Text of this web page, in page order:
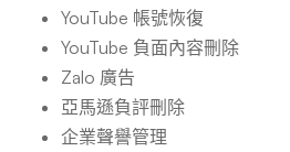
YouTube 帳號恢復
YouTube 負面內容刪除
Zalo 廣告
亞馬遜負評刪除
企業聲譽管理